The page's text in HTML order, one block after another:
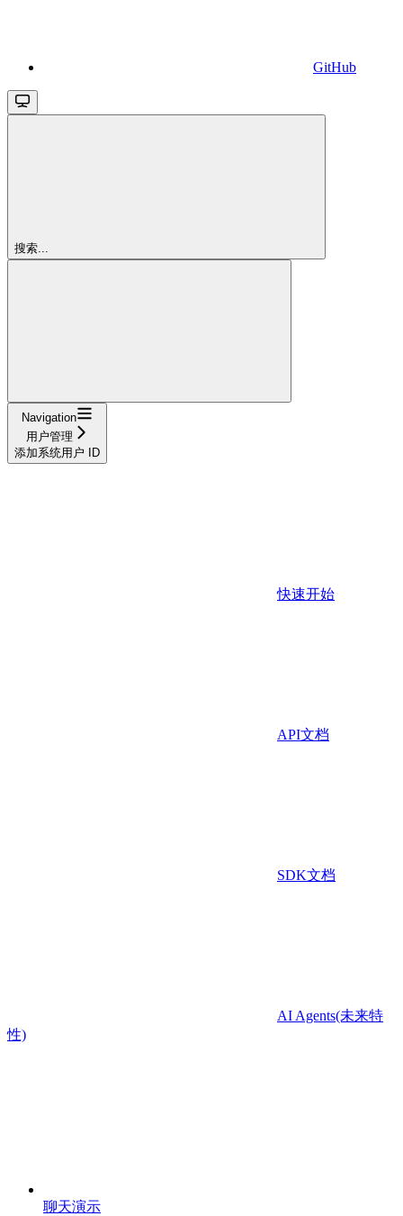
GitHub
搜索...
Navigation
用户管理
添加系统用户 ID
快速开始
API文档
SDK文档
AI Agents(未来特
性)
聊天演示